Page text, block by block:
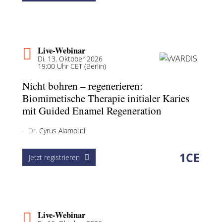
Live-Webinar
Di. 13. Oktober 2026
19:00 Uhr CET (Berlin)
Nicht bohren – regenerieren:
Biomimetische Therapie initialer Karies
mit Guided Enamel Regeneration
Dr. Cyrus Alamouti
Jetzt registrieren 1CE
Live-Webinar